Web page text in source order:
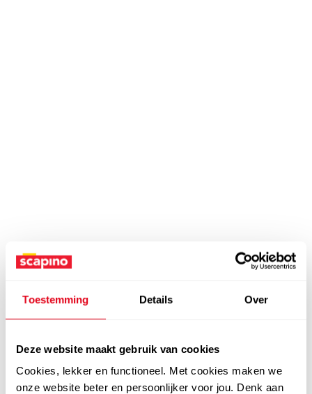
Toestemming Details Over
Deze website maakt gebruik van cookies
Cookies, lekker en functioneel. Met cookies maken we
onze website beter en persoonlijker voor jou. Denk aan